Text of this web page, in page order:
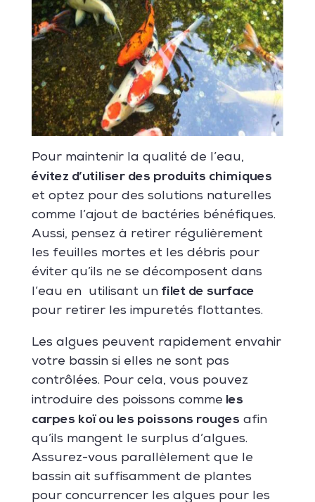
Pour maintenir la qualité de l’eau,
évitez d’utiliser des produits chimiques
et optez pour des solutions naturelles
comme l’ajout de bactéries bénéfiques.
Aussi, pensez à retirer régulièrement
les feuilles mortes et les débris pour
éviter qu’ils ne se décomposent dans
l’eau en utilisant un filet de surface
pour retirer les impuretés flottantes.
Les algues peuvent rapidement envahir
votre bassin si elles ne sont pas
contrôlées. Pour cela, vous pouvez
introduire des poissons comme les
carpes koï ou les poissons rouges afin
qu’ils mangent le surplus d’algues.
Assurez-vous parallèlement que le
bassin ait suffisamment de plantes
pour concurrencer les algues pour les